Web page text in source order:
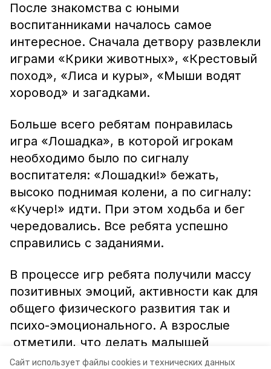
Сайт использует файлы cookies и технических данных
После знакомства с юными
воспитанниками началось самое
интересное. Сначала детвору развлекли
играми «Крики животных», «Крестовый
поход», «Лиса и куры», «Мыши водят
хоровод» и загадками.
Больше всего ребятам понравилась
игра «Лошадка», в которой игрокам
необходимо было по сигналу
воспитателя: «Лошадки!» бежать,
высоко поднимая колени, а по сигналу:
«Кучер!» идти. При этом ходьба и бег
чередовались. Все ребята успешно
справились с заданиями.
В процессе игр ребята получили массу
позитивных эмоций, активности как для
общего физического развития так и
психо-эмоционального. А взрослые
отметили, что делать малышей
счастливыми - это просто и вдвойне